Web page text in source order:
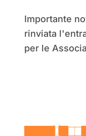
Importante novità per il Terzo Settore:
rinviata
per le